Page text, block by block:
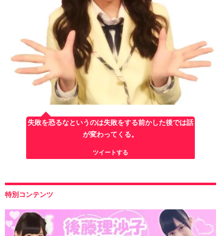
失敗を恐るなというのは失敗をする前かした後では話
が変わってくる。
ツイートする
特別コンテンツ